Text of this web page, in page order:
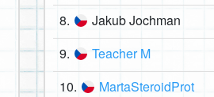
8. Jakub Jochman
9. Teacher M
10. MartaSteroidProt